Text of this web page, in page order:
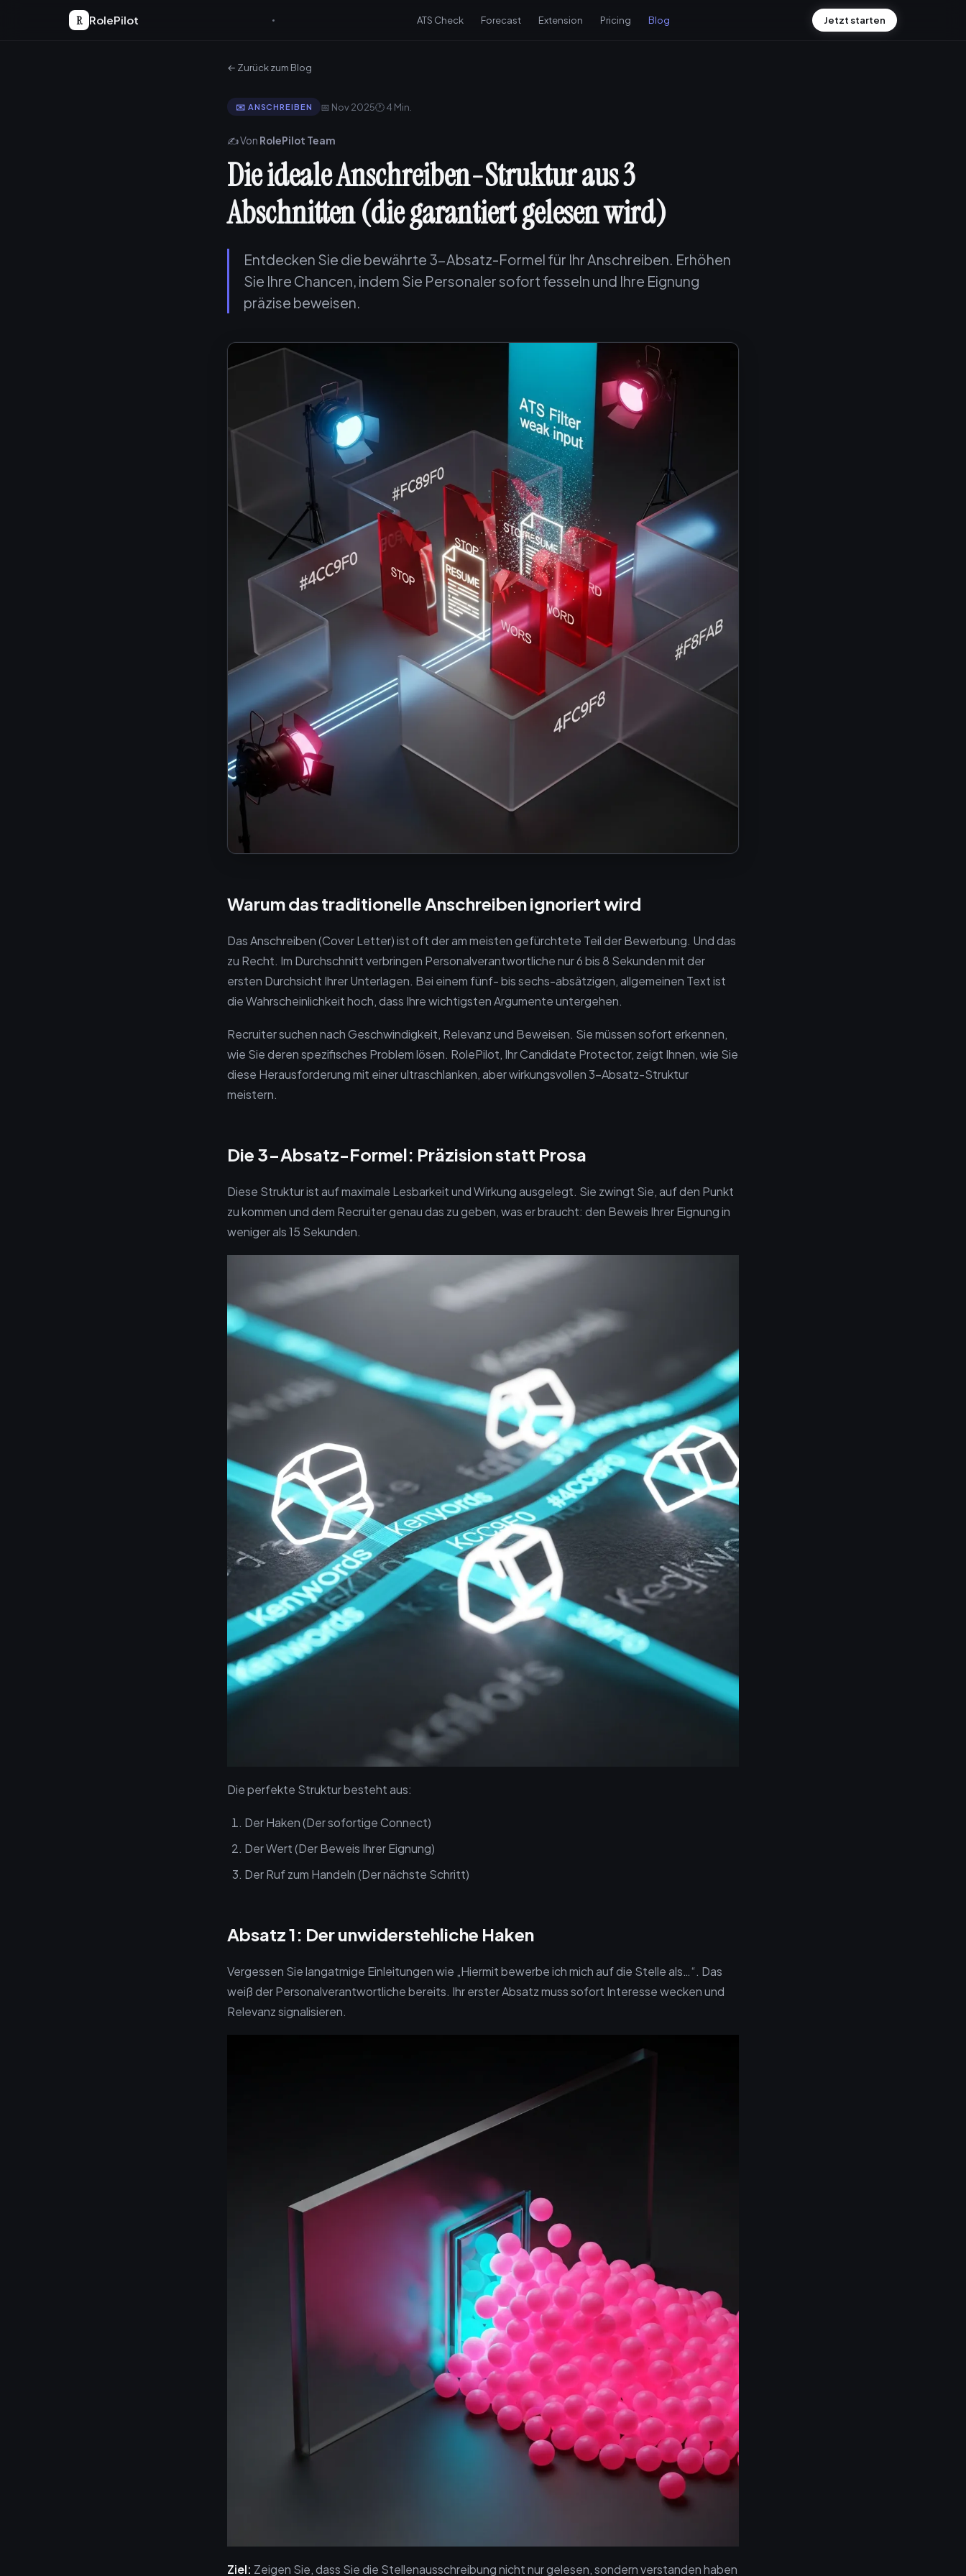
R RolePilot ATS Check Forecast Extension Pricing Blog Jetzt starten
← Zurück zum Blog
✉️ ANSCHREIBEN 📅 Nov 2025🕐 4 Min.
✍️ Von RolePilot Team
Die ideale Anschreiben-Struktur aus 3
Abschnitten (die garantiert gelesen wird)
Entdecken Sie die bewährte 3-Absatz-Formel für Ihr Anschreiben. Erhöhen
Sie Ihre Chancen, indem Sie Personaler sofort fesseln und Ihre Eignung
präzise beweisen.
Warum das traditionelle Anschreiben ignoriert wird
Das Anschreiben (Cover Letter) ist oft der am meisten gefürchtete Teil der Bewerbung. Und das
zu Recht. Im Durchschnitt verbringen Personalverantwortliche nur 6 bis 8 Sekunden mit der
ersten Durchsicht Ihrer Unterlagen. Bei einem fünf- bis sechs-absätzigen, allgemeinen Text ist
die Wahrscheinlichkeit hoch, dass Ihre wichtigsten Argumente untergehen.
Recruiter suchen nach Geschwindigkeit, Relevanz und Beweisen. Sie müssen sofort erkennen,
wie Sie deren spezifisches Problem lösen. RolePilot, Ihr Candidate Protector, zeigt Ihnen, wie Sie
diese Herausforderung mit einer ultraschlanken, aber wirkungsvollen 3-Absatz-Struktur
meistern.
Die 3-Absatz-Formel: Präzision statt Prosa
Diese Struktur ist auf maximale Lesbarkeit und Wirkung ausgelegt. Sie zwingt Sie, auf den Punkt
zu kommen und dem Recruiter genau das zu geben, was er braucht: den Beweis Ihrer Eignung in
weniger als 15 Sekunden.
Die perfekte Struktur besteht aus:
Der Haken (Der sofortige Connect)
Der Wert (Der Beweis Ihrer Eignung)
Der Ruf zum Handeln (Der nächste Schritt)
Absatz 1: Der unwiderstehliche Haken
Vergessen Sie langatmige Einleitungen wie „Hiermit bewerbe ich mich auf die Stelle als…“. Das
weiß der Personalverantwortliche bereits. Ihr erster Absatz muss sofort Interesse wecken und
Relevanz signalisieren.
Ziel: Zeigen Sie, dass Sie die Stellenausschreibung nicht nur gelesen, sondern verstanden haben